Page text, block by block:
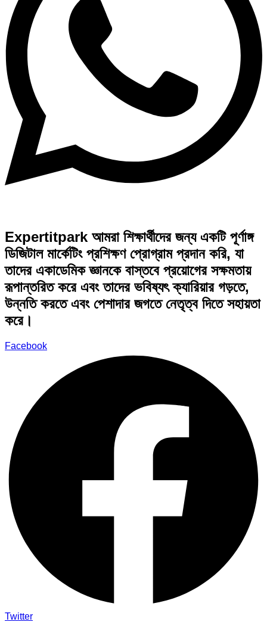
Expertitpark আমরা শিক্ষার্থীদের জন্য একটি পূর্ণাঙ্গ
ডিজিটাল মার্কেটিং প্রশিক্ষণ প্রোগ্রাম প্রদান করি, যা
তাদের একাডেমিক জ্ঞানকে বাস্তবে প্রয়োগের সক্ষমতায়
রূপান্তরিত করে এবং তাদের ভবিষ্যৎ ক্যারিয়ার গড়তে,
উন্নতি করতে এবং পেশাদার জগতে নেতৃত্ব দিতে সহায়তা
করে।
Facebook
Twitter